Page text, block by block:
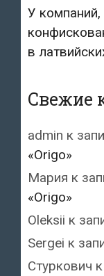
У компаний,
в
Свежие
admin к
«Origo»
Мария к
«Origo»
Oleksii к
Sergei к
Стуркович